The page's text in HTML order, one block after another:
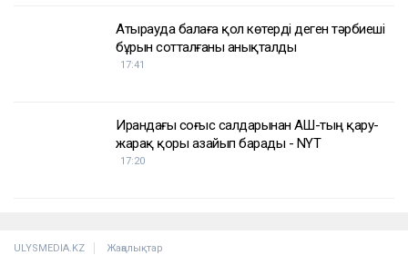
Атырауда балаға қол көтерді деген тәрбиеші
бұрын сотталғаны анықталды
17:41
Ирандағы соғыс салдарынан АҚШ-тың қару-
жарақ қоры азайып барады - NYT
17:20
ULYSMEDIA.KZ Жаңалықтар